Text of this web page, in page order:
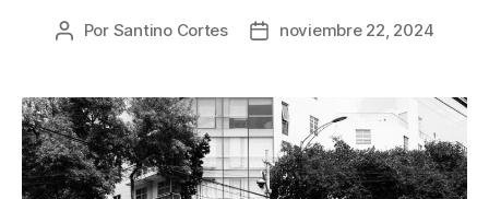
Autor
publicación
Por Santino Cortes
Fecha
publicación
noviembre 22, 2024